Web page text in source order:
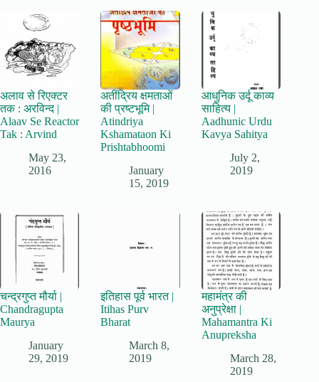
अलाव से रिएक्टर
तक : अरविन्द |
Alaav Se Reactor
Tak : Arvind
May 23,
2016
अतींद्रिय क्षमताओं
की प्रष्टभूमि |
Atindriya
Kshamataon Ki
Prishtabhoomi
January
15, 2019
आधुनिक उर्दू काव्य
साहित्य |
Aadhunic Urdu
Kavya Sahitya
July 2,
2019
चन्द्रगुप्त मौर्या |
Chandragupta
Maurya
January
29, 2019
इतिहास पूर्व भारत |
Itihas Purv
Bharat
March 8,
2019
महामंत्र की
अनुप्रेक्षा |
Mahamantra Ki
Anupreksha
March 28,
2019